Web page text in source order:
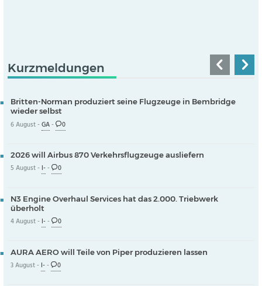
Kurzmeldungen
Britten-Norman produziert seine Flugzeuge in Bembridge
wieder selbst
6 August -GA- 0
2026 will Airbus 870 Verkehrsflugzeuge ausliefern
5 August - I-- 0
N3 Engine Overhaul Services hat das 2.000. Triebwerk
überholt
4 August - I-- 0
AURA AERO will Teile von Piper produzieren lassen
3 August - I-- 0